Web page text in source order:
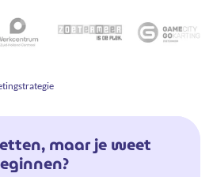
maar je weet